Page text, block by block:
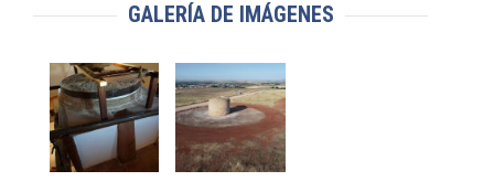
GALERÍA DE IMÁGENES